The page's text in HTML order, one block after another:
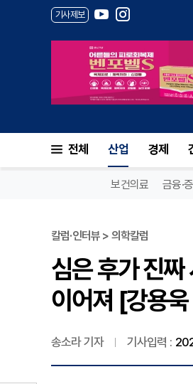
기사제보
전체 산업 경제
보건의료 금융·
칼럼·인터뷰 > 의학칼럼
심은 후가 진짜
이어져 [강용
송소라 기자 기사입력 :